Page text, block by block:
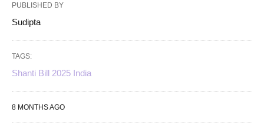
PUBLISHED BY
Sudipta
TAGS:
Shanti Bill 2025 India
8 MONTHS AGO